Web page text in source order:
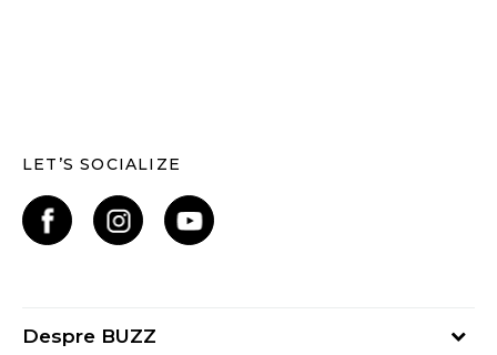
LET’S SOCIALIZE
Despre BUZZ